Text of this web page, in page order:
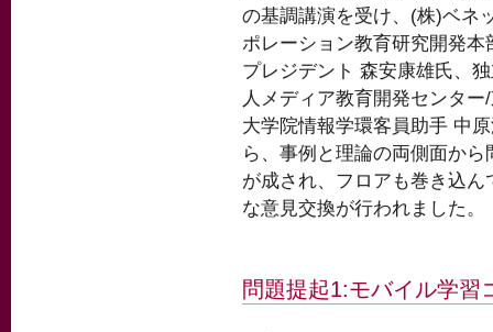
の基調講演を受け、(株)ベネ
ポレーション教育研究開発本
プレジデント 森安康雄氏、
人メディア教育開発センター
大学院情報学環客員助手 中
ら、事例と理論の両側面から
が成され、フロアも巻き込ん
な意見交換が行われました。
問題提起1:モバイル学習